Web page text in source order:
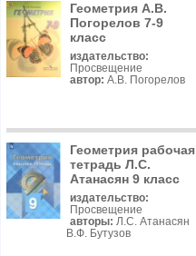
Геометрия А.В.
Погорелов 7-9
класс
издательство:
Просвещение
автор: А.В. Погорелов
Геометрия рабочая
тетрадь Л.С.
Атанасян 9 класс
издательство:
Просвещение
авторы: Л.С. Атанасян
В.Ф. Бутузов